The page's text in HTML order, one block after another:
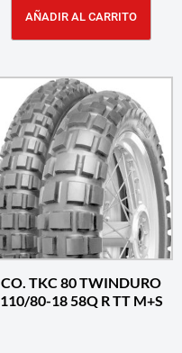
AÑADIR AL CARRITO
CO. TKC 80 TWINDURO
110/80-18 58Q R TT M+S